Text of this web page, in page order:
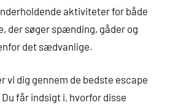
aktiviteter for både
der søger spænding, gåder og
det sædvanlige.
vi dig gennem de bedste escape
får indsigt i, hvorfor disse